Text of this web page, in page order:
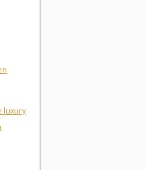
luxury